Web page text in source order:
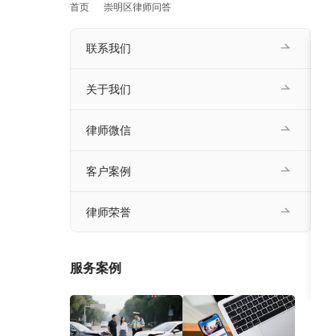
首页 崇明区律师问答
联系我们
关于我们
律师微信
客户案例
律师荣誉
服务案例